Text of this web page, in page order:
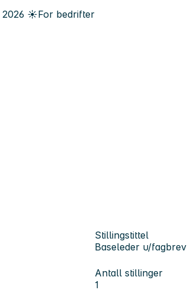
2026 ☀️For bedrifter
Stillingstittel
Baseleder u/fagbrev
Antall stillinger
1